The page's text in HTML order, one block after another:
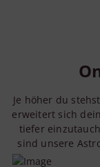
Je höher du
erweitert sich
tiefer
sind unsere